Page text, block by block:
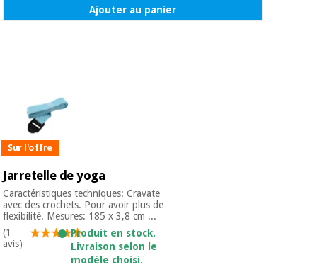
Armoires
sanitaires
Vétérinaire
Orthopédie
Instruments
Ajouter au panier
Sur l'offre
Jarretelle de yoga
Caractéristiques techniques: Cravate
avec des crochets. Pour avoir plus de
flexibilité. Mesures: 185 x 3,8 cm ...
(1
avis)
Produit en stock.
Livraison selon le
modèle choisi.